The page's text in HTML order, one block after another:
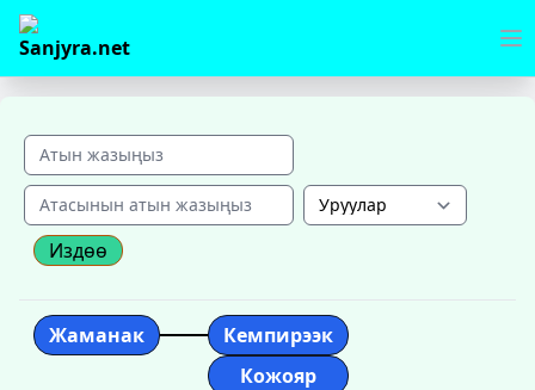
Издөө
Жаманак
Кемпирээк
Кожояр